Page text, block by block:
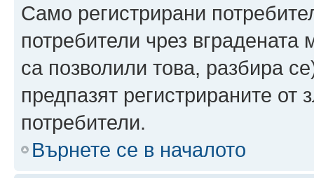
Само регистрирани
потребители чрез
са позволили това, разбира
предпазят регистрираните от
потребители.
Върнете се в началото